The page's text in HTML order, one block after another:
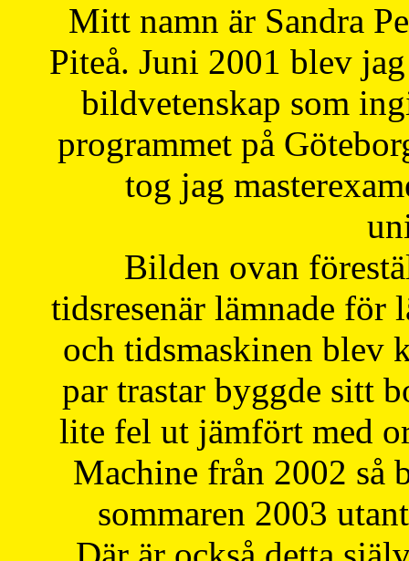
Mitt namn är Sandra
Piteå. Juni 2001 blev
bildvetenskap som
programmet på
tog jag
Bilden ovan
tidsresenär lämnade för
och tidsmaskinen blev
par trastar byggde sitt
lite fel ut jämfört med
Machine från 2002 så
sommaren 2003